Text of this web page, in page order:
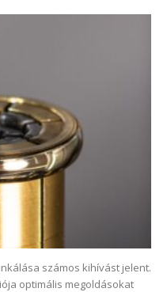
számos kihívást jelent.
optimális megoldásokat